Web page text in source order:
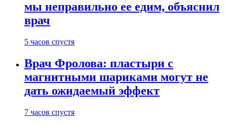
мы неправильно ее едим, объяснил
врач
5 часов спустя
Врач Фролова: пластыри с
магнитными шариками могут не
дать ожидаемый эффект
7 часов спустя